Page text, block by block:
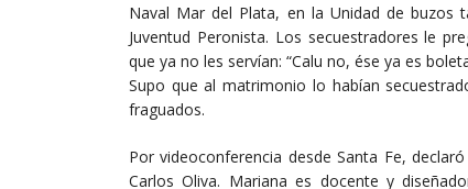
Naval Mar del Plata, en la Unidad de buzos
Juventud Peronista. Los secuestradores le
que ya no les servían: “Calu no, ése ya es
Supo que al matrimonio lo habían
fraguados.
Por videoconferencia desde Santa Fe, declaró
Carlos Oliva. Mariana es docente y